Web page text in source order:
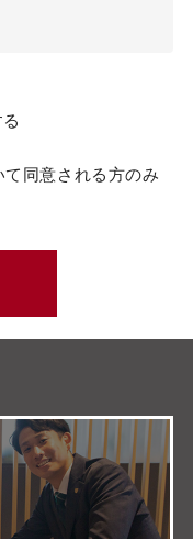
て同意される方のみ